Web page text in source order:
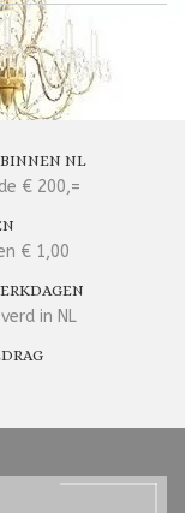
NL
€ 200,=
€ 1,00
in NL